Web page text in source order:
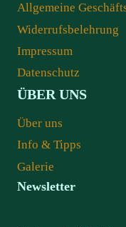
Allgemeine
Widerrufsbelehrung
Impressum
Datenschutz
ÜBER UNS
Über uns
Info & Tipps
Galerie
Newsletter